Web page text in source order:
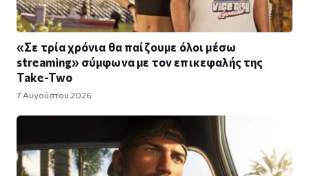
«Σε τρία χρόνια θα παίζουμε όλοι μέσω
streaming» σύμφωνα με τον επικεφαλής της
Take-Two
7 Αυγούστου 2026